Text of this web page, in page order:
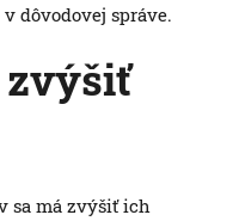
dôvodovej správe.
zvýšiť
sa má zvýšiť ich